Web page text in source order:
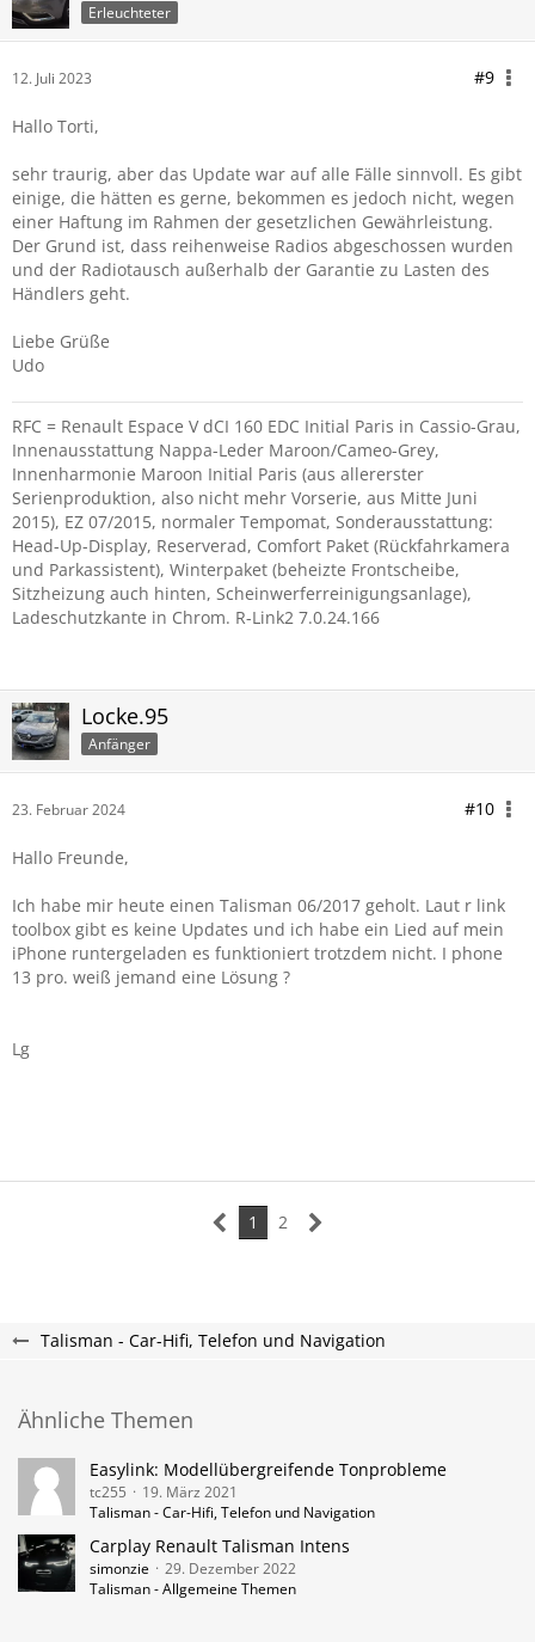
Erleuchteter
12. Juli 2023 #9
Hallo Torti,
sehr traurig, aber das Update war auf alle Fälle sinnvoll. Es gibt
einige, die hätten es gerne, bekommen es jedoch nicht, wegen
einer Haftung im Rahmen der gesetzlichen Gewährleistung.
Der Grund ist, dass reihenweise Radios abgeschossen wurden
und der Radiotausch außerhalb der Garantie zu Lasten des
Händlers geht.
Liebe Grüße
Udo
RFC = Renault Espace V dCI 160 EDC Initial Paris in Cassio-Grau,
Innenausstattung Nappa-Leder Maroon/Cameo-Grey,
Innenharmonie Maroon Initial Paris (aus allererster
Serienproduktion, also nicht mehr Vorserie, aus Mitte Juni
2015), EZ 07/2015, normaler Tempomat, Sonderausstattung:
Head-Up-Display, Reserverad, Comfort Paket (Rückfahrkamera
und Parkassistent), Winterpaket (beheizte Frontscheibe,
Sitzheizung auch hinten, Scheinwerferreinigungsanlage),
Ladeschutzkante in Chrom. R-Link2 7.0.24.166
Locke.95
Anfänger
23. Februar 2024 #10
Hallo Freunde,
Ich habe mir heute einen Talisman 06/2017 geholt. Laut r link
toolbox gibt es keine Updates und ich habe ein Lied auf mein
iPhone runtergeladen es funktioniert trotzdem nicht. I phone
13 pro. weiß jemand eine Lösung ?
Lg
1 2
Talisman - Car-Hifi, Telefon und Navigation
Ähnliche Themen
Easylink: Modellübergreifende Tonprobleme
tc255
19. März 2021
Talisman - Car-Hifi, Telefon und Navigation
Carplay Renault Talisman Intens
simonzie
29. Dezember 2022
Talisman - Allgemeine Themen